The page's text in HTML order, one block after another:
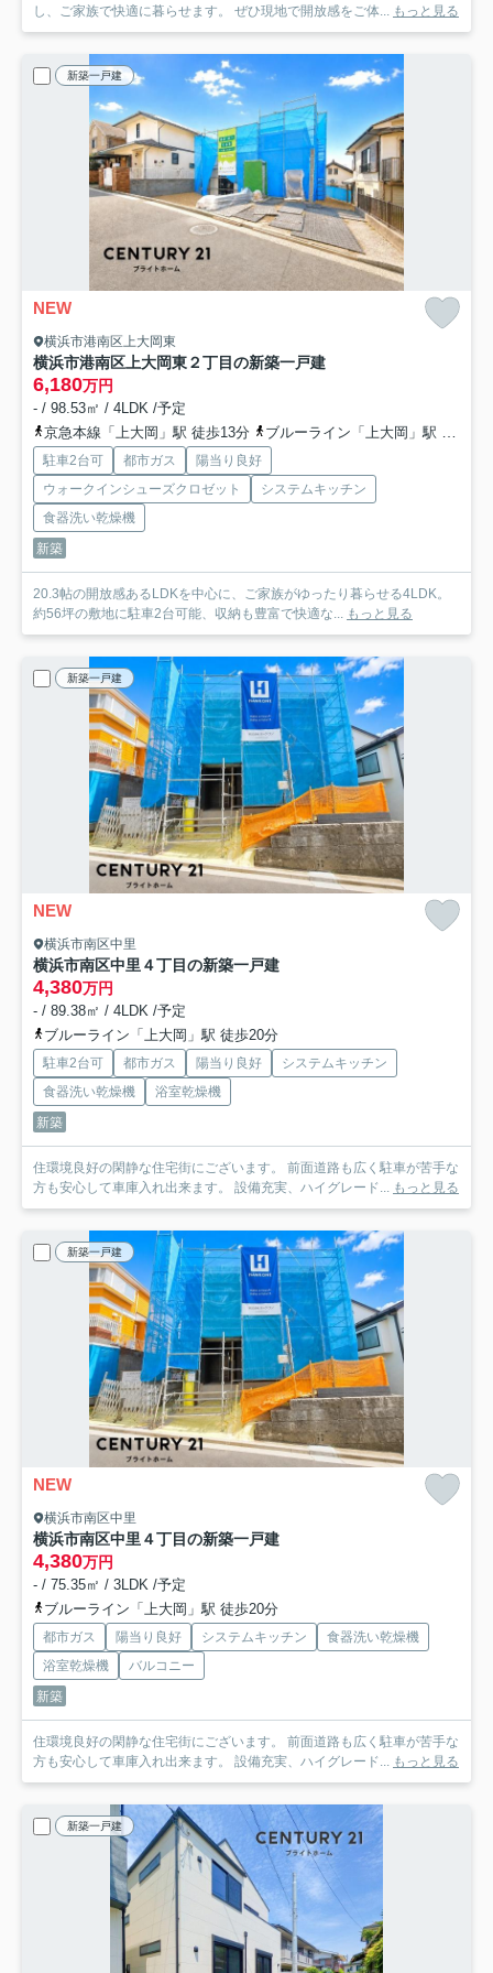
し、ご家族で快適に暮らせます。 ぜひ現地で開放感をご体... もっと見る
新築一戸建
NEW
横浜市港南区上大岡東
横浜市港南区上大岡東２丁目の新築一戸建
6,180万円
- / 98.53㎡ / 4LDK /予定
京急本線「上大岡」駅 徒歩13分
ブルーライン「上大岡」駅 徒歩13分
駐車2台可 都市ガス
陽当り良好
ウォークインシューズクロゼット
システムキッチン
食器洗い乾燥機
新築
20.3帖の開放感あるLDKを中心に、ご家族がゆったり暮らせる4LDK。
約56坪の敷地に駐車2台可能、収納も豊富で快適な... もっと見る
新築一戸建
NEW
横浜市南区中里
横浜市南区中里４丁目の新築一戸建
4,380万円
- / 89.38㎡ / 4LDK /予定
ブルーライン「上大岡」駅 徒歩20分
駐車2台可 都市ガス 陽当り良好
システムキッチン
食器洗い乾燥機
浴室乾燥機
新築
住環境良好の閑静な住宅街にございます。 前面道路も広く駐車が苦手な
方も安心して車庫入れ出来ます。 設備充実、ハイグレード... もっと見る
新築一戸建
NEW
横浜市南区中里
横浜市南区中里４丁目の新築一戸建
4,380万円
- / 75.35㎡ / 3LDK /予定
ブルーライン「上大岡」駅 徒歩20分
都市ガス 陽当り良好 システムキッチン
食器洗い乾燥機
浴室乾燥機
バルコニー
新築
住環境良好の閑静な住宅街にございます。 前面道路も広く駐車が苦手な
方も安心して車庫入れ出来ます。 設備充実、ハイグレード... もっと見る
新築一戸建